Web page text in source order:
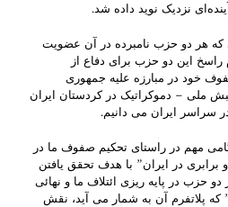
نزدیک نويد داده شد.
که هر دو حزب نامبرده در آن عضویت
راسخ اين دو حزب برای دفاع از
خود در مبارزه علیه جمهوری
ملی – دموکراتیک در کردستان ايران
سراسر ايران می دانیم.
مهم در راستای تحکیم صفوف ما در
برابری در ایران” با هدف تحقق یافتن
حزب در پایه ریزی ائتلاف ما و نهائی
نامه ۱۴ ماده ای” که پلاتفرم آن به شمار می آيد، نقش